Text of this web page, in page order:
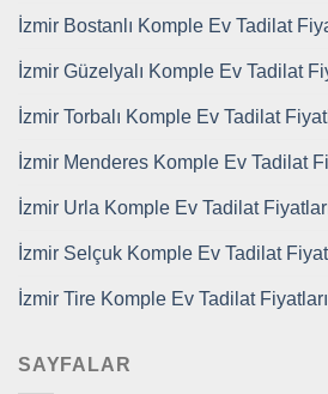
İzmir Bostanlı Komple Ev Tadilat
İzmir Güzelyalı Komple Ev Tadilat
İzmir Torbalı Komple Ev Tadilat
İzmir Menderes Komple Ev Tadilat
İzmir Urla Komple Ev Tadilat
İzmir Selçuk Komple Ev Tadilat
İzmir Tire Komple Ev Tadilat Fiyatları
SAYFALAR